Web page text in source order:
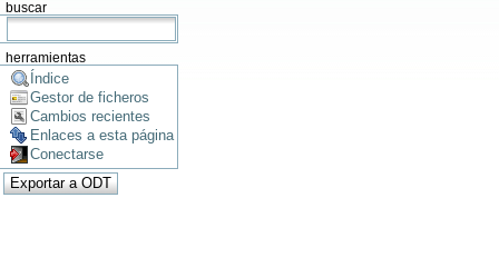
buscar
herramientas
Índice
Gestor de ficheros
Cambios recientes
Enlaces a esta página
Conectarse